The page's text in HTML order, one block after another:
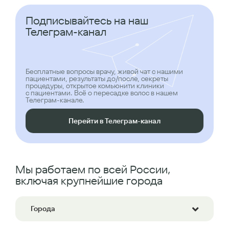
Подписывайтесь на наш
Телеграм-канал
Бесплатные вопросы врачу, живой чат с нашими
пациентами, результаты до/после, секреты
процедуры, открытое комьюнити клиники
с пациентами. Всё о пересадке волос в нашем
Телеграм-канале.
Перейти в Телеграм-канал
Мы работаем по всей России,
включая крупнейшие города
Города